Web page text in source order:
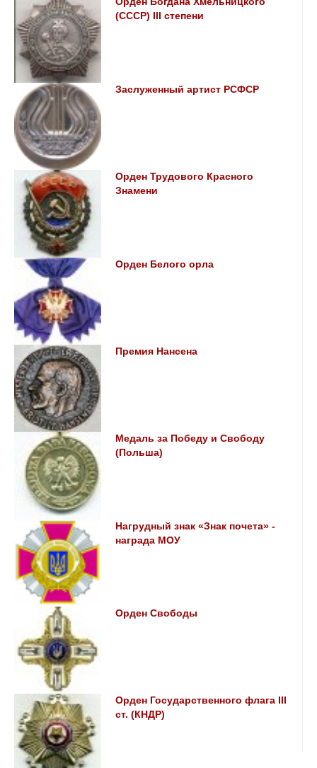
(СССР) III степени
Заслуженный артист РСФСР
Орден Трудового Красного
Знамени
Орден Белого орла
Премия Нансена
Медаль за Победу и Свободу
(Польша)
Нагрудный знак «Знак почета» -
награда МОУ
Орден Свободы
Орден Государственного флага III
ст. (КНДР)